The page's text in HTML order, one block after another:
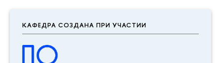
КАФЕДРА СОЗДАНА ПРИ УЧАСТИИ